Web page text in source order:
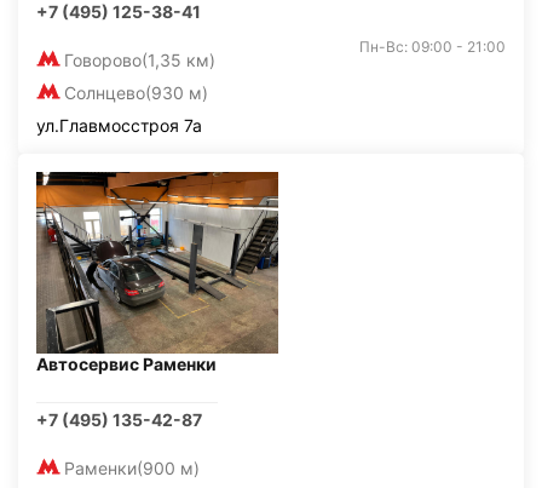
+7 (495) 125-38-41
Говорово(1,35 км)
Солнцево(930 м)
Пн-Вс: 09:00 - 21:00
ул.Главмосстроя 7а
Автосервис Раменки
+7 (495) 135-42-87
Раменки(900 м)